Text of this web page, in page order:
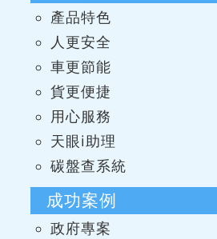
產品特色
人更安全
車更節能
貨更便捷
用心服務
天眼i助理
碳盤查系統
成功案例
政府專案